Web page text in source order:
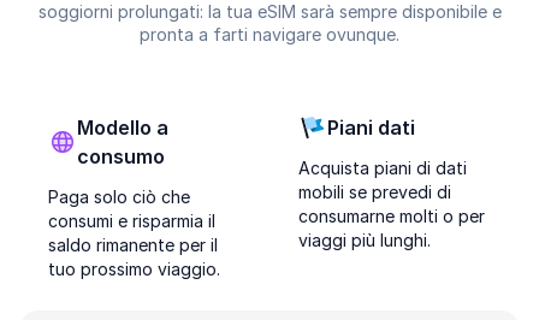
soggiorni prolungati: la tua eSIM sarà sempre disponibile e
pronta a farti navigare ovunque.
Modello a
consumo
Paga solo ciò che
consumi e risparmia il
saldo rimanente per il
tuo prossimo viaggio.
Piani dati
Acquista piani di dati
mobili se prevedi di
consumarne molti o per
viaggi più lunghi.